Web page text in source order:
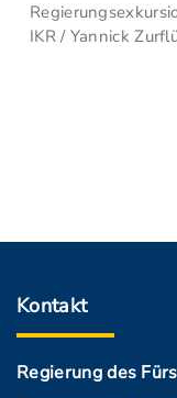
IKR / Yannick
Kontakt
Regierung des